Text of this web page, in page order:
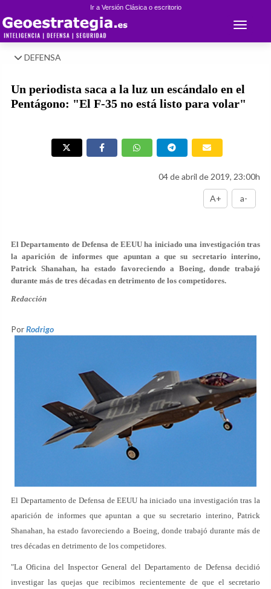
Ir a Versión Clásica o escritorio
Toggle
DEFENSA
Un periodista saca a la luz un escándalo en el
Pentágono: "El F-35 no está listo para volar"
04 de abril de 2019, 23:00h
A+ a-
El Departamento de Defensa de EEUU ha iniciado una investigación tras
la aparición de informes que apuntan a que su secretario interino,
Patrick Shanahan, ha estado favoreciendo a Boeing, donde trabajó
durante más de tres décadas en detrimento de los competidores.
Redacción
PorRodrigo
El Departamento de Defensa de EEUU ha iniciado una investigación tras la
aparición de informes que apuntan a que su secretario interino, Patrick
Shanahan, ha estado favoreciendo a Boeing, donde trabajó durante más de
tres décadas en detrimento de los competidores.
"La Oficina del Inspector General del Departamento de Defensa decidió
investigar las quejas que recibimos recientemente de que el secretario